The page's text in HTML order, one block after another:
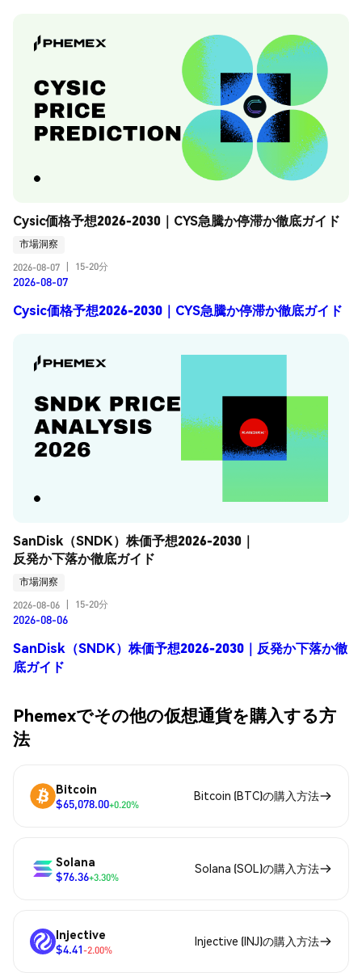
Cysic価格予想2026-2030｜CYS急騰か停滞か徹底ガイド
市場洞察
2026-08-07
15-20分
2026-08-07
Cysic価格予想2026-2030｜CYS急騰か停滞か徹底ガイド
SanDisk（SNDK）株価予想2026-2030｜
反発か下落か徹底ガイド
市場洞察
2026-08-06
15-20分
2026-08-06
SanDisk（SNDK）株価予想2026-2030｜反発か下落か徹
底ガイド
Phemexでその他の仮想通貨を購入する方
法
Bitcoin
$65,078.00+0.20%
Bitcoin (BTC)の購入方法
Solana
$76.36+3.30%
Solana (SOL)の購入方法
Injective
$4.41-2.00%
Injective (INJ)の購入方法